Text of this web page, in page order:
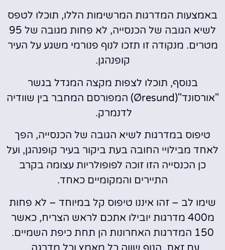
באמצעות המדרגות המרשימות הללו, תוכלו לטפס
לשיא הגובה של הכנסייה, לא פחות מגובה של 95
מטרים. מנקודה זו תזכו לנוף פנורמי משגע על העיר
קופנהגן.
בנוסף, תוכלו לצפות מקצה המגדל בגשר
"אורסונד"(Øresund) המפורסם המחבר בין שוודיה
לדנמרק.
טיפוס במדרגות לשיא הגובה של הכנסייה, הפך
לאחד מבילויי החובה בעת ביקור בעיר קופנהגן, ועל
כן הכנסייה הזו זוכה לפופולריות עצומה בקרב
התיירים והמקומיים כאחד.
שימו לב – זהו איננו טיפוס קל במיוחד – לא פחות
מ400 מדרגות יובילו אתכם לראש הצריח, כאשר
150 המדרגות האחרונות הן תחת כיפת השמיים.